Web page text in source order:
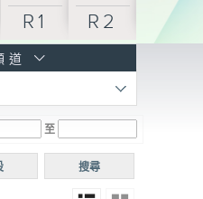
R1 R2
電台
普通
道
至
搜尋